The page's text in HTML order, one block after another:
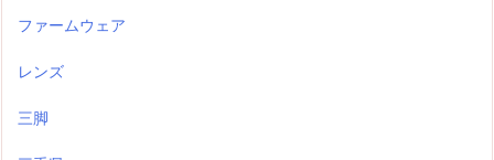
ファームウェア
レンズ
三脚